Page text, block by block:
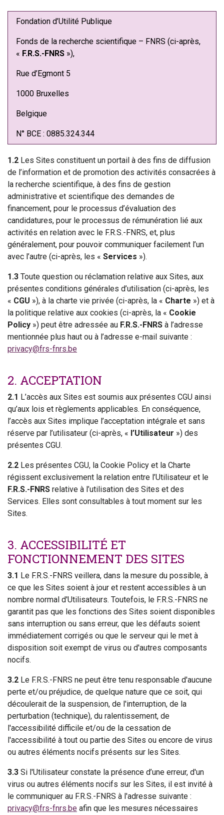
Fondation d’Utilité Publique
Fonds de la recherche scientifique – FNRS (ci-après,
« F.R.S.-FNRS »),
Rue d’Egmont 5
1000 Bruxelles
Belgique
N° BCE : 0885.324.344
1.2 Les Sites constituent un portail à des fins de diffusion
de l’information et de promotion des activités consacrées à
la recherche scientifique, à des fins de gestion
administrative et scientifique des demandes de
financement, pour le processus d’évaluation des
candidatures, pour le processus de rémunération lié aux
activités en relation avec le F.R.S.-FNRS, et, plus
généralement, pour pouvoir communiquer facilement l’un
avec l’autre (ci-après, les « Services »).
1.3 Toute question ou réclamation relative aux Sites, aux
présentes conditions générales d’utilisation (ci-après, les
« CGU »), à la charte vie privée (ci-après, la « Charte ») et à
la politique relative aux cookies (ci-après, la « Cookie
Policy ») peut être adressée au F.R.S.-FNRS à l’adresse
mentionnée plus haut ou à l’adresse e-mail suivante :
privacy@frs-fnrs.be
2. ACCEPTATION
2.1 L’accès aux Sites est soumis aux présentes CGU ainsi
qu’aux lois et règlements applicables. En conséquence,
l’accès aux Sites implique l’acceptation intégrale et sans
réserve par l’utilisateur (ci-après, « l’Utilisateur ») des
présentes CGU.
2.2 Les présentes CGU, la Cookie Policy et la Charte
régissent exclusivement la relation entre l’Utilisateur et le
F.R.S.-FNRS relative à l’utilisation des Sites et des
Services. Elles sont consultables à tout moment sur les
Sites.
3. ACCESSIBILITÉ ET
FONCTIONNEMENT DES SITES
3.1 Le F.R.S.-FNRS veillera, dans la mesure du possible, à
ce que les Sites soient à jour et restent accessibles à un
nombre normal d'Utilisateurs. Toutefois, le F.R.S.-FNRS ne
garantit pas que les fonctions des Sites soient disponibles
sans interruption ou sans erreur, que les défauts soient
immédiatement corrigés ou que le serveur qui le met à
disposition soit exempt de virus ou d'autres composants
nocifs.
3.2 Le F.R.S.-FNRS ne peut être tenu responsable d'aucune
perte et/ou préjudice, de quelque nature que ce soit, qui
découlerait de la suspension, de l'interruption, de la
perturbation (technique), du ralentissement, de
l'accessibilité difficile et/ou de la cessation de
l'accessibilité à tout ou partie des Sites ou encore de virus
ou autres éléments nocifs présents sur les Sites.
3.3 Si l'Utilisateur constate la présence d’une erreur, d'un
virus ou autres éléments nocifs sur les Sites, il est invité à
le communiquer au F.R.S.-FNRS à l'adresse suivante :
privacy@frs-fnrs.be afin que les mesures nécessaires